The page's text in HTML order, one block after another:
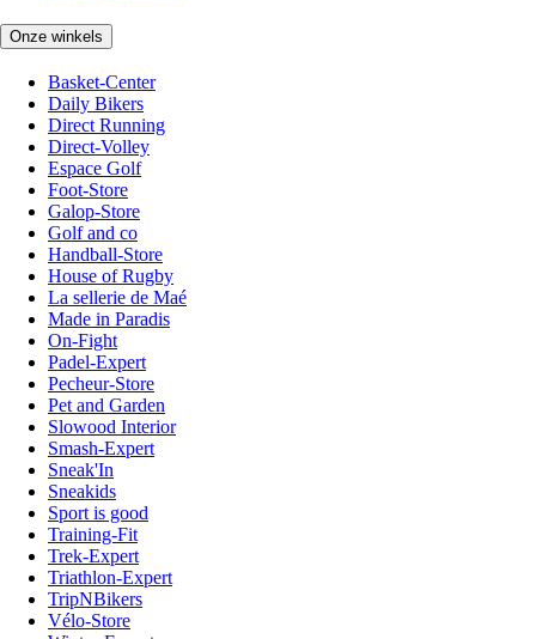
Onze winkels
Basket-Center
Daily Bikers
Direct Running
Direct-Volley
Espace Golf
Foot-Store
Galop-Store
Golf and co
Handball-Store
House of Rugby
La sellerie de Maé
Made in Paradis
On-Fight
Padel-Expert
Pecheur-Store
Pet and Garden
Slowood Interior
Smash-Expert
Sneak'In
Sneakids
Sport is good
Training-Fit
Trek-Expert
Triathlon-Expert
TripNBikers
Vélo-Store